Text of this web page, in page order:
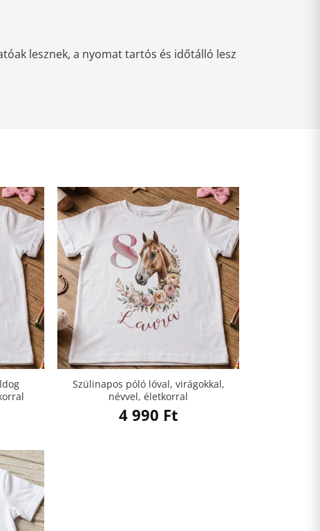
lesznek, a nyomat tartós és időtálló lesz
Szülinapos póló lóval, virágokkal,
névvel, életkorral
4 990 Ft